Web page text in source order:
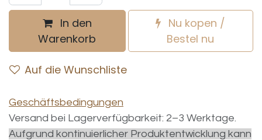
In den
Warenkorb
Nu kopen /
Bestel nu
Auf die Wunschliste
Geschäftsbedingungen
Versand bei Lagerverfügbarkeit: 2–3 Werktage.
Aufgrund kontinuierlicher Produktentwicklung kann